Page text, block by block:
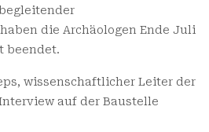
die Archäologen Ende Juli
beendet.
wissenschaftlicher Leiter der
auf der Baustelle